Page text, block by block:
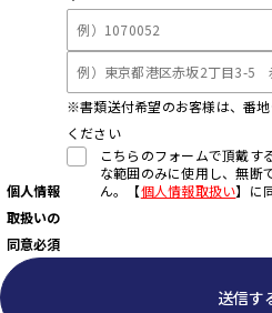
※書類送付希望のお客様は、番
ください
個人情報
取扱いの
同意必須
こちらのフォームで頂戴す
な範囲のみに使用し、無断
ん。【個人情報取扱い】に
送信す